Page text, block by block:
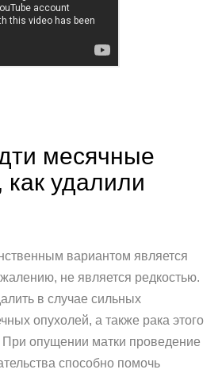
месячные
как удалили
вариантом является
не является редкостью.
в случае сильных
опухолей, а также рака этого
При опущении матки проведение
способно помочь